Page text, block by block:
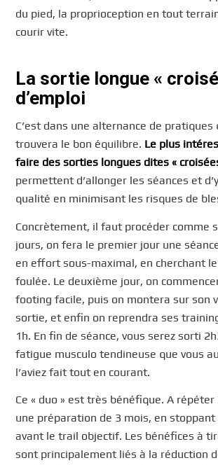
du pied, la proprioception en tout
courir vite.
La sortie longue «
d’emploi
C’est dans une alternance de pratiques
trouvera le bon équilibre. Le plus
faire des sorties longues dites «
permettent d’allonger les séances et
qualité en minimisant les risques de
Concrètement, il faut procéder comme
jours, on fera le premier jour une
en effort sous-maximal, en cherchant
foulée. Le deuxième jour, on
footing facile, puis on montera sur son
sortie, et enfin on reprendra ses
1h. En fin de séance, vous serez sorti
fatigue musculo tendineuse que vous
l’aviez fait tout en courant.
Ce « duo » est très bénéfique. A
une préparation de 3 mois, en stoppant
avant le trail objectif. Les bénéfices à
sont principalement liés à la réduction